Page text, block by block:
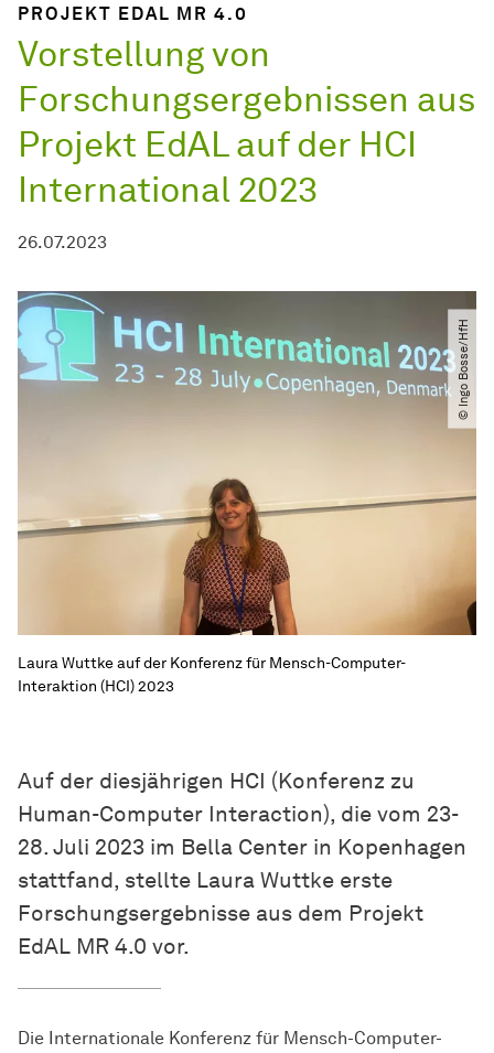
PROJEKT EDAL MR 4.0
Vorstellung von
Forschungsergebnissen aus
Projekt EdAL auf der HCI
International 2023
26.07.2023
© Ingo Bosse​/​HfH
Laura Wuttke auf der Konferenz für Mensch-Computer-
Interaktion (HCI) 2023
Auf der diesjährigen HCI (Konferenz zu
Human-Computer Interaction), die vom 23-
28. Juli 2023 im Bella Center in Kopenhagen
stattfand, stellte Laura Wuttke erste
Forschungsergebnisse aus dem Projekt
EdAL MR 4.0 vor.
Die Internationale Konferenz für Mensch-Computer-